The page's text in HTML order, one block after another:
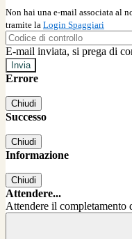
Non hai una e-mail associata al
tramite la Login Spaggiari
E-mail inviata, si prega di
Errore
Chiudi
Successo
Chiudi
Informazione
Chiudi
Attendere...
Attendere il completamento